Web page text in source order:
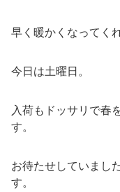
早く暖かくなってく
今日は土曜日。
入荷もドッサリで春
す。
お待たせしていまし
す。